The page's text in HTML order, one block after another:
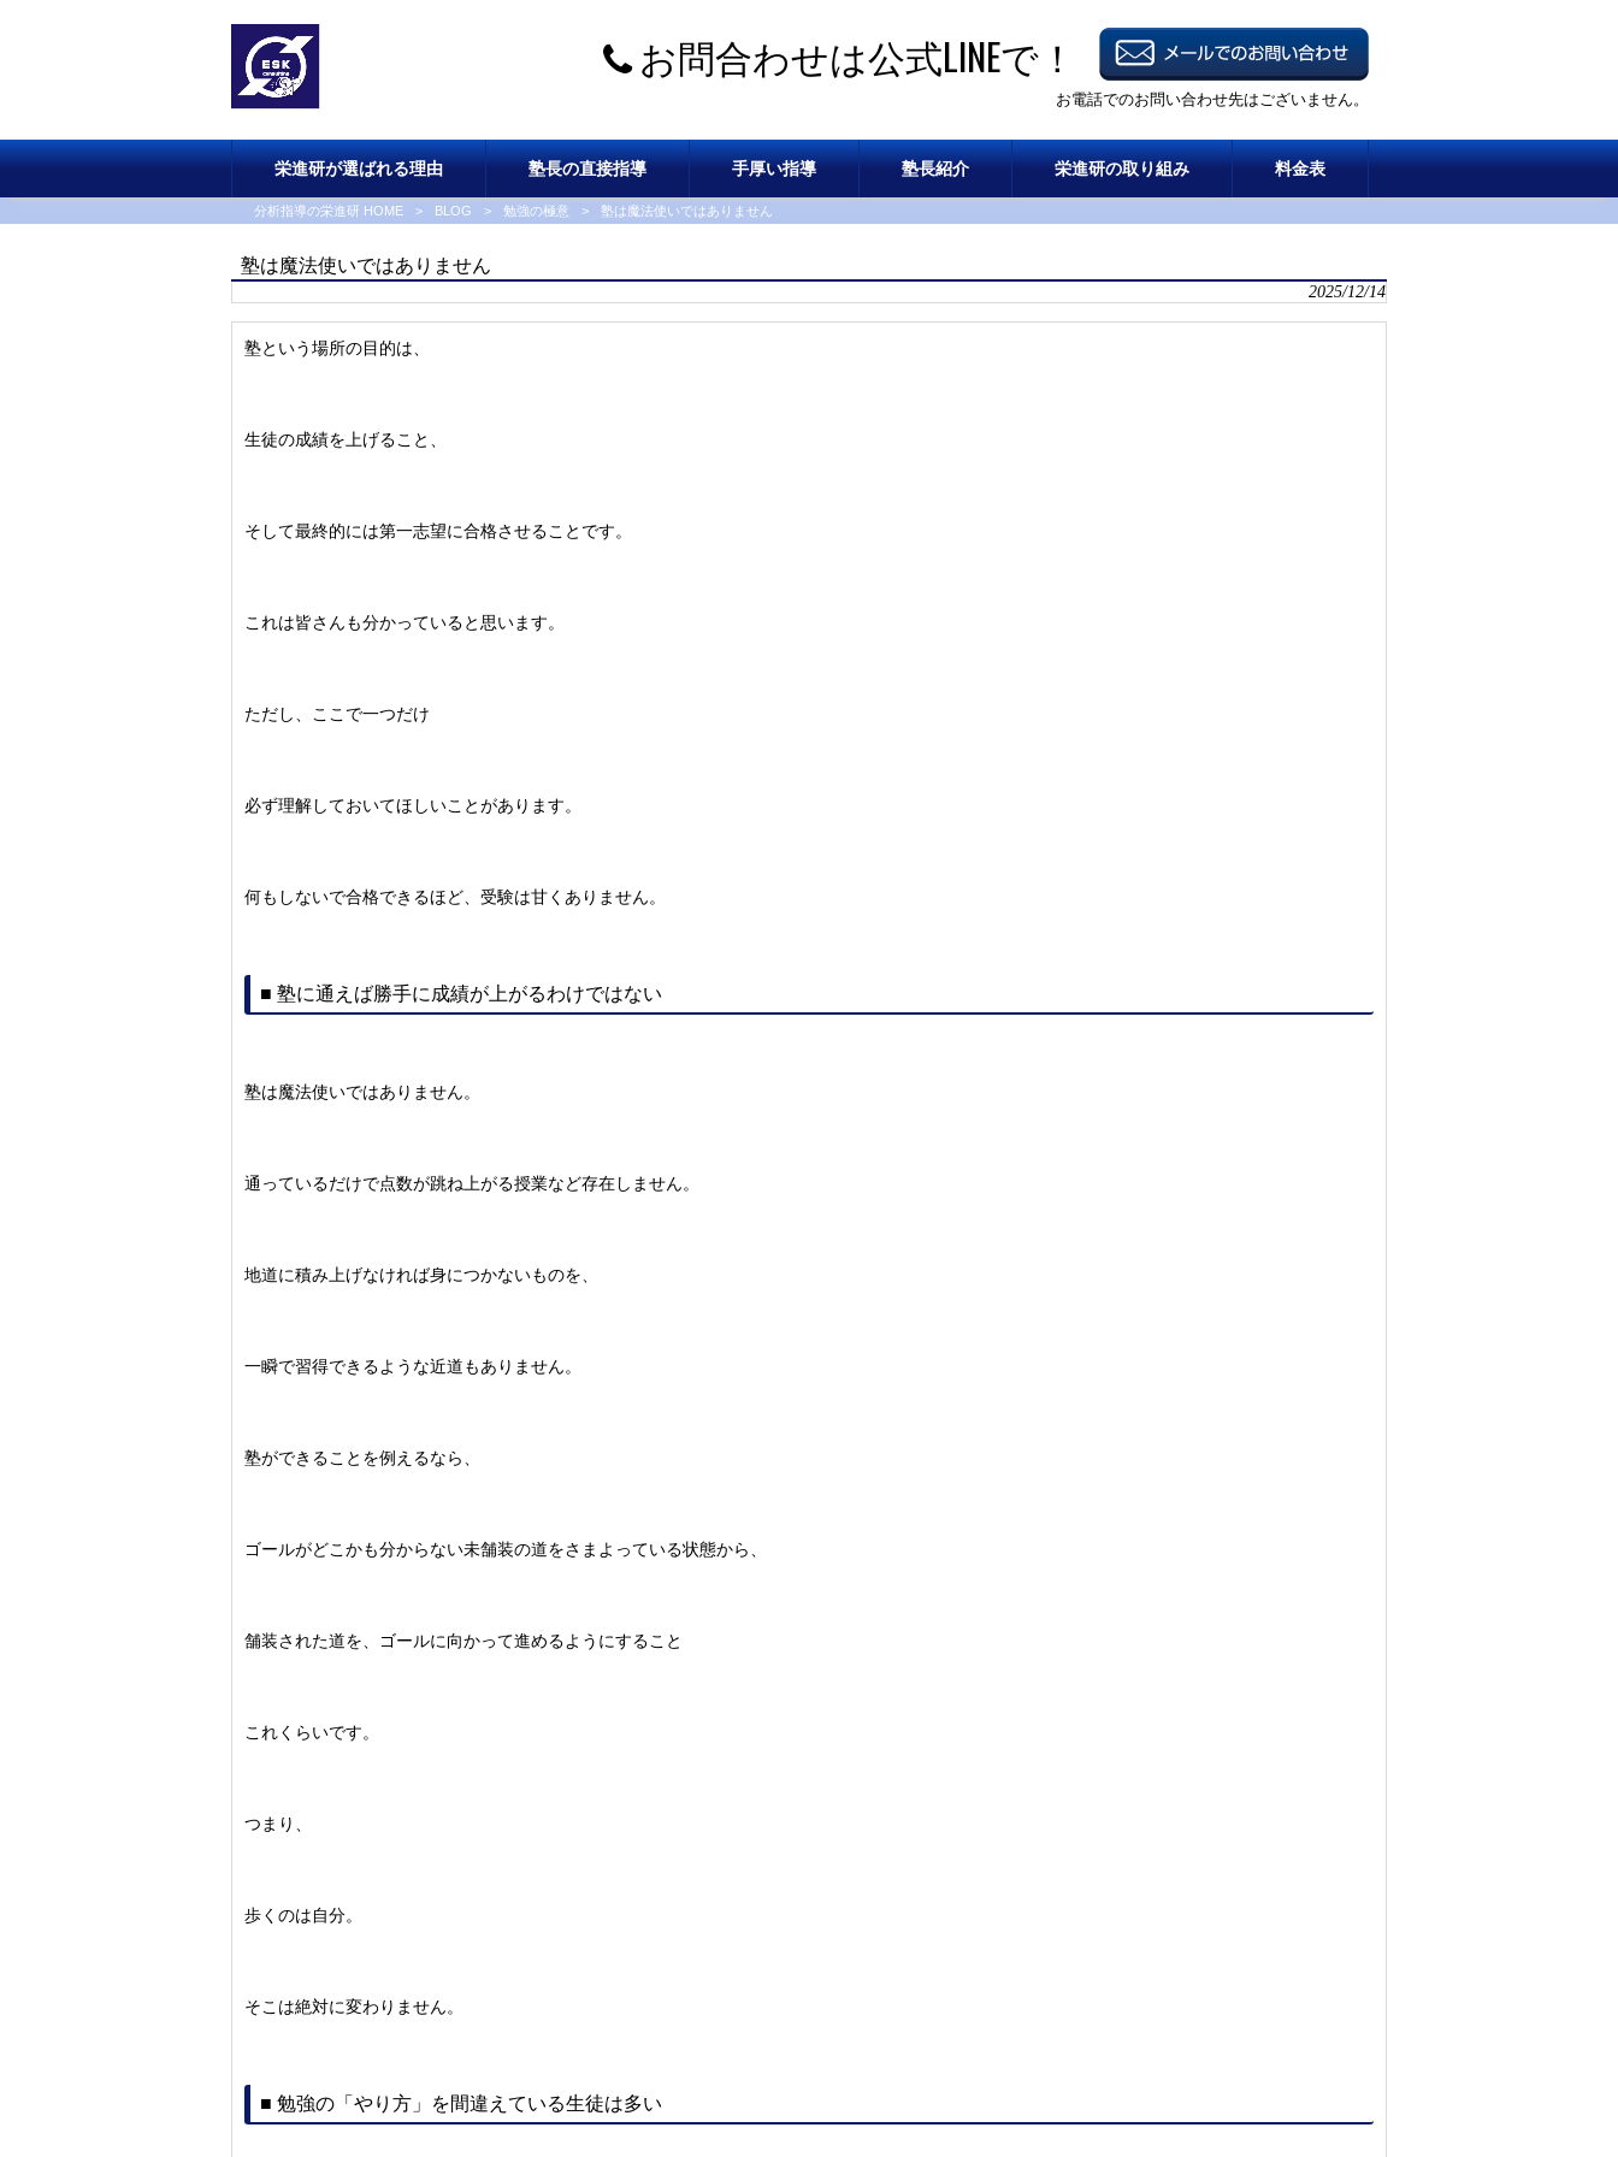
お問合わせは公式LINEで！
お電話でのお問い合わせ先はございません。
栄進研が選ばれる理由 塾長の直接指導 手厚い指導 塾長紹介 栄進研の取り組み 料金表
分析指導の栄進研 HOME > BLOG > 勉強の極意 > 塾は魔法使いではありません
塾は魔法使いではありません
2025/12/14
塾という場所の目的は、
生徒の成績を上げること、
そして最終的には第一志望に合格させることです。
これは皆さんも分かっていると思います。
ただし、ここで一つだけ
必ず理解しておいてほしいことがあります。
何もしないで合格できるほど、受験は甘くありません。
■ 塾に通えば勝手に成績が上がるわけではない
塾は魔法使いではありません。
通っているだけで点数が跳ね上がる授業など存在しません。
地道に積み上げなければ身につかないものを、
一瞬で習得できるような近道もありません。
塾ができることを例えるなら、
ゴールがどこかも分からない未舗装の道をさまよっている状態から、
舗装された道を、ゴールに向かって進めるようにすること
これくらいです。
つまり、
歩くのは自分。
そこは絶対に変わりません。
■ 勉強の「やり方」を間違えている生徒は多い